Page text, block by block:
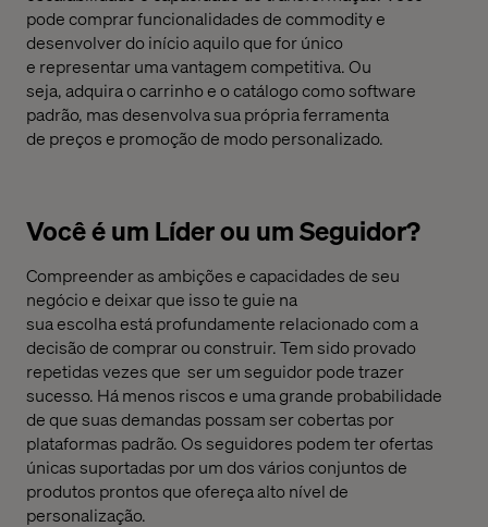
pode comprar funcionalidades de commodity e
desenvolverdo início aquilo que forúnico
e representaruma vantagem competitiva. Ou
seja,adquirao carrinho e o catálogo como software
padrão, mas desenvolva suaprópria ferramenta
de preços e promoçãode modopersonalizado.
Você é um Líder ou um Seguidor?
Compreender as ambições e capacidades deseu
negócio e deixar que issoteguie na
suaescolhaestáprofundamente relacionado com a
decisão de comprar ou construir. Tem sido provado
repetidas vezesque ser um seguidorpode trazer
sucesso. Há menos riscos e uma grande probabilidade
dequesuas demandas possam ser cobertas por
plataformas padrão. Os seguidores podem ter ofertas
únicassuportadas por um dos vários conjuntosde
produtos prontosque ofereçaalto nível de
personalização.